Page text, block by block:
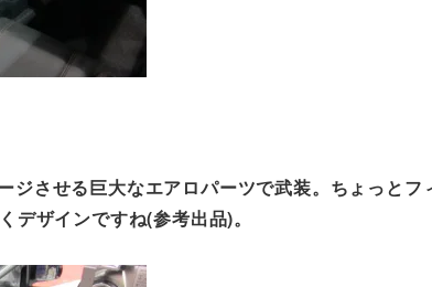
させる巨大なエアロパーツで武装。ちょっとフ
ザインですね(参考出品)。